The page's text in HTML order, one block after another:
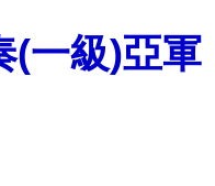
(一級)亞軍